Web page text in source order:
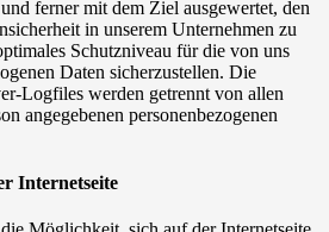
ferner mit dem Ziel ausgewertet, den
in unserem Unternehmen zu
Schutzniveau für die von uns
Daten sicherzustellen. Die
Logfiles werden getrennt von allen
angegebenen personenbezogenen
Internetseite